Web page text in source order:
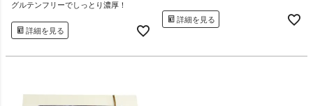
グルテンフリーでしっとり濃厚！
詳細を見る
詳細を見る